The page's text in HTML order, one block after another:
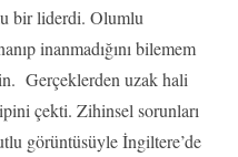
bir liderdi. Olumlu
inanmadığını bilemem
Gerçeklerden uzak hali
çekti. Zihinsel sorunları
görüntüsüyle İngiltere’de